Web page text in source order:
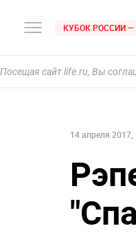
КУБОК РОССИИ —
Посещая сайт life.ru, Вы
14 апреля 2017,